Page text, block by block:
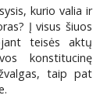
kurio valia ir
Į visus šiuos
teisės aktų
konstitucinę
taip pat